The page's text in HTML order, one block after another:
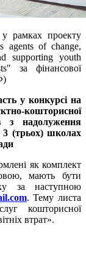
у рамках проекту
agents of change,
supporting youth
за фінансової
у конкурсі на
кошторисної
з надолуження
3 (трьох) школах
як комплект
мають бути
за наступною
. Тему листа
кошторисної
втрат».